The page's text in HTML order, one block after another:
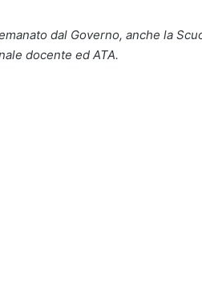
dal Governo, anche la
docente ed ATA.